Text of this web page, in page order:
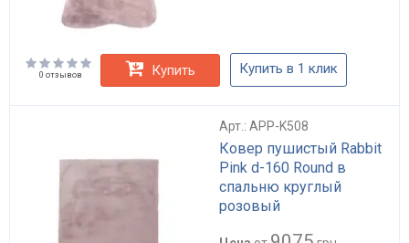
0 отзывов Купить Купить в 1 клик
Арт.: APP-K508
Ковер пушистый Rabbit
Pink d-160 Round в
спальню круглый
розовый